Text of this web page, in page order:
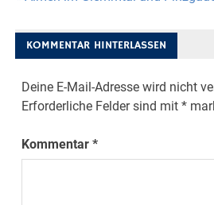
KOMMENTAR HINTERLASSEN
Deine E-Mail-Adresse wird nicht
Erforderliche Felder sind mit*
Kommentar*